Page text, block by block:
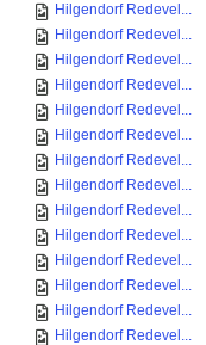
Hilgendorf Redevel...
Hilgendorf Redevel...
Hilgendorf Redevel...
Hilgendorf Redevel...
Hilgendorf Redevel...
Hilgendorf Redevel...
Hilgendorf Redevel...
Hilgendorf Redevel...
Hilgendorf Redevel...
Hilgendorf Redevel...
Hilgendorf Redevel...
Hilgendorf Redevel...
Hilgendorf Redevel...
Hilgendorf Redevel...